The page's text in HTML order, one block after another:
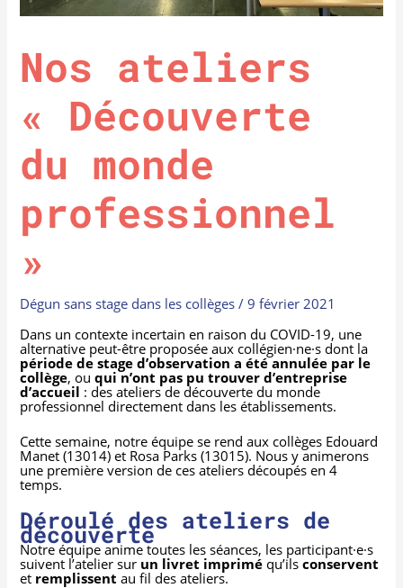
Nos ateliers
« Découverte
du monde
professionnel
»
Dégun sans stage dans les collèges /9 février 2021
Dans un contexte incertain en raison du COVID-19, une
alternative peut-être proposée aux collégien·ne·s dont la
période de stage d’observation a été annulée par le
collège, ouqui n’ont pas pu trouver d’entreprise
d’accueil : des ateliers de découverte du monde
professionnel directement dans les établissements.
Cette semaine, notre équipe se rend aux collèges Edouard
Manet (13014) et Rosa Parks (13015). Nous y animerons
une première version de ces ateliers découpés en 4
temps.
Déroulé des ateliers de
découverte
Notre équipe anime toutes les séances, les participant·e·s
suivent l’atelier sur un livret imprimé qu’ilsconservent
et remplissent au fil des ateliers.